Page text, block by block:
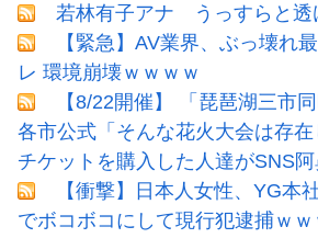
若林有子アナ うっすらと透
【緊急】AV業界、ぶっ壊れ
レ 環境崩壊ｗｗｗｗ
【8/22開催】 「琵琶湖三市
各市公式「そんな花火大会は存
チケットを購入した人達がSNS
【衝撃】日本人女性、YG本
でボコボコにして現行犯逮捕ｗｗ